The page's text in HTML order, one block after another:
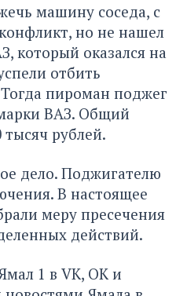
машину соседа, с
но не нашел
который оказался на
отбить
пироман поджег
ВАЗ. Общий
рублей.
дело. Поджигателю
В настоящее
меру пресечения
действий.
1 в VK, ОК и